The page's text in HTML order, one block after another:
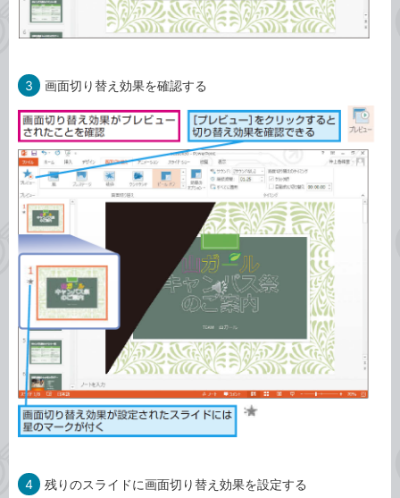
3 画面切り替え効果を確認する
4 残りのスライドに画面切り替え効果を設定する